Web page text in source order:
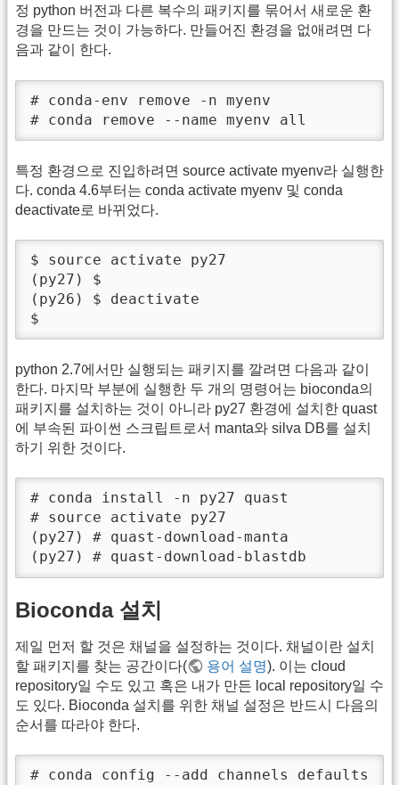
정 python 버전과 다른 복수의 패키지를 묶어서 새로운 환
경을 만드는 것이 가능하다. 만들어진 환경을 없애려면 다
음과 같이 한다.
# conda-env remove -n myenv
# conda remove --name myenv all
특정 환경으로 진입하려면 source activate myenv라 실행한
다. conda 4.6부터는 conda activate myenv 및 conda
deactivate로 바뀌었다.
$ source activate py27
(py27) $
(py26) $ deactivate
$
python 2.7에서만 실행되는 패키지를 깔려면 다음과 같이
한다. 마지막 부분에 실행한 두 개의 명령어는 bioconda의
패키지를 설치하는 것이 아니라 py27 환경에 설치한 quast
에 부속된 파이썬 스크립트로서 manta와 silva DB를 설치
하기 위한 것이다.
# conda install -n py27 quast
# source activate py27
(py27) # quast-download-manta
(py27) # quast-download-blastdb
Bioconda 설치
제일 먼저 할 것은 채널을 설정하는 것이다. 채널이란 설치
할 패키지를 찾는 공간이다(
용어 설명). 이는 cloud
repository일 수도 있고 혹은 내가 만든 local repository일 수
도 있다. Bioconda 설치를 위한 채널 설정은 반드시 다음의
순서를 따라야 한다.
# conda config --add channels defaults